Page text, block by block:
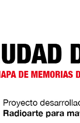
ARTURO
ÁLVARO
SANTIAGO